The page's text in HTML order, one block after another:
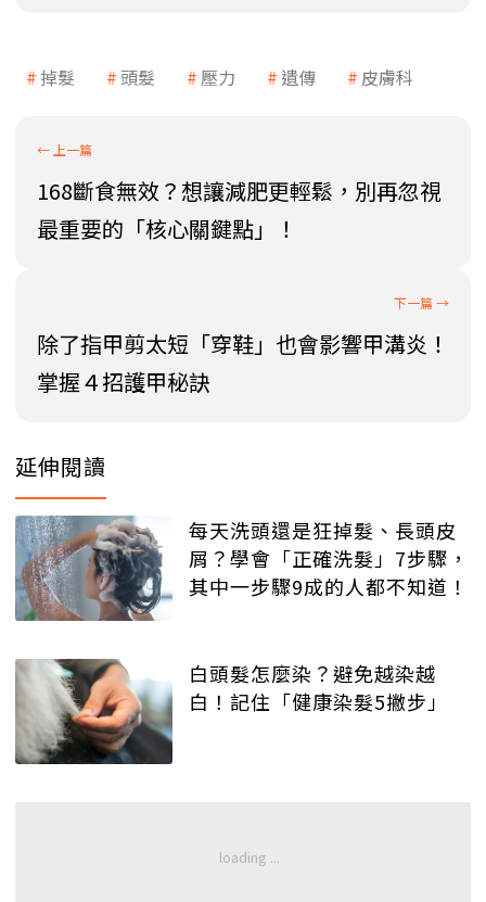
掉髮 頭髮 壓力 遺傳 皮膚科
168斷食無效？想讓減肥更輕鬆，別再忽視
最重要的「核心關鍵點」！
除了指甲剪太短「穿鞋」也會影響甲溝炎！
掌握４招護甲秘訣
延伸閱讀
每天洗頭還是狂掉髮、長頭皮
屑？學會「正確洗髮」7步驟，
其中一步驟9成的人都不知道！
白頭髮怎麼染？避免越染越
白！記住「健康染髮5撇步」